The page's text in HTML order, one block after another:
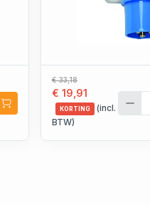
€ 33,18
€ 19,91
KORTING
(incl.
BTW)